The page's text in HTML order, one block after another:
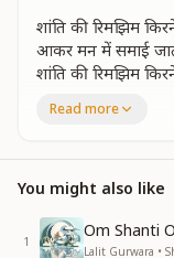
शांति की रिमझिम
आकर मन में समाई
शांति की रिमझिम
प्रीयतम हमारा वही रहबर
उनका लगे हमे वार
मूल वतन के है हम सितारे
मूल वतन के है हम सितारे
ज्योतिबिंदु शिव पिता
Read more
You might also like
1
Om Shanti
Lalit Gurwara •